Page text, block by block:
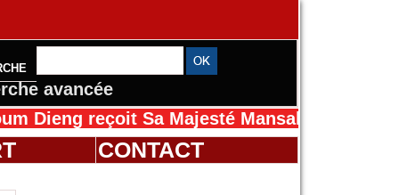
avancée
Sa Majesté Mansah Cissé au Sénégal
CONTACT